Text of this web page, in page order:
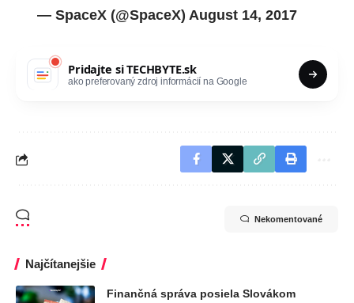
— SpaceX (@SpaceX) August 14, 2017
Pridajte siTECHBYTE.sk
ako preferovaný zdroj informácií na Google
Nekomentované
Najčítanejšie
Finančná správa posiela Slovákom